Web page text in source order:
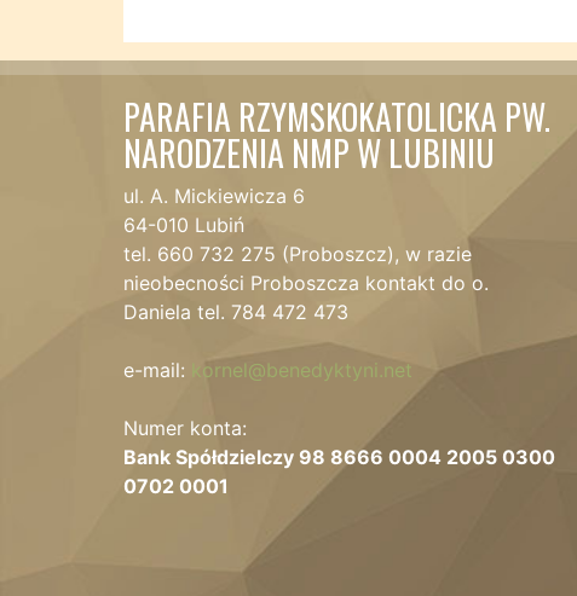
PARAFIA RZYMSKOKATOLICKA PW.
NARODZENIA NMP W LUBINIU
ul. A. Mickiewicza 6
64-010 Lubiń
tel. 660 732 275 (Proboszcz), w razie
nieobecności Proboszcza kontakt do o.
Daniela tel. 784 472 473
e-mail: kornel@benedyktyni.net
Numer konta:
Bank Spółdzielczy 98 8666 0004 2005 0300
0702 0001